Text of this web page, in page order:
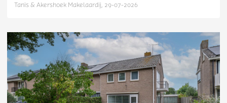
Tanis & Akershoek Makelaardij, 29-07-2026